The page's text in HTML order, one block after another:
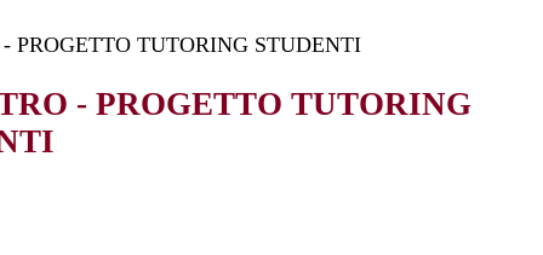
PROGETTO TUTORING STUDENTI
- PROGETTO TUTORING